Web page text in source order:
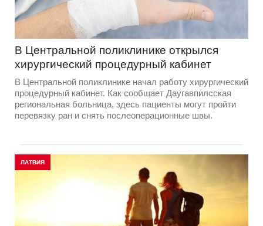
В Центральной поликлинике открылся
хирургический процедурный кабинет
В Центральной поликлинике начал работу хирургический
процедурный кабинет. Как сообщает Даугавпилсская
региональная больница, здесь пациенты могут пройти
перевязку ран и снять послеоперационные швы.
ЛАТВИЯ